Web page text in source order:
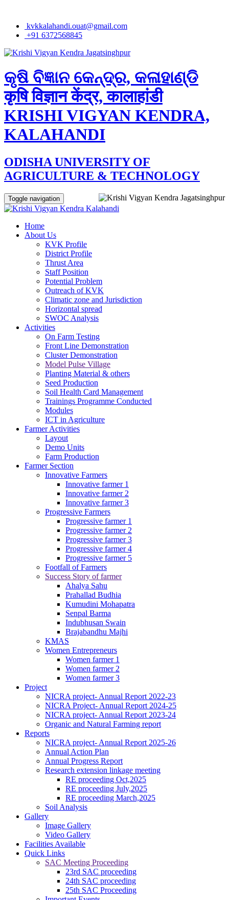
kvkkalahandi.ouat@gmail.com
+91 6372568845
କୃଷି ବିଜ୍ଞାନ କେନ୍ଦ୍ର, କଳାହାଣ୍ଡି
कृषि विज्ञान केंद्र, कालाहांडी
KRISHI VIGYAN KENDRA,
KALAHANDI
ODISHA UNIVERSITY OF
AGRICULTURE & TECHNOLOGY
Toggle navigation
Home
About Us
KVK Profile
District Profile
Thrust Area
Staff Position
Potential Problem
Outreach of KVK
Climatic zone and Jurisdiction
Horizontal spread
SWOC Analysis
Activities
On Farm Testing
Front Line Demonstration
Cluster Demonstration
Model Pulse Village
Planting Material & others
Seed Production
Soil Health Card Management
Trainings Programme Conducted
Modules
ICT in Agriculture
Farmer Activities
Layout
Demo Units
Farm Production
Farmer Section
Innovative Farmers
Innovative farmer 1
Innovative farmer 2
Innovative farmer 3
Progressive Farmers
Progressive farmer 1
Progressive farmer 2
Progressive farmer 3
Progressive farmer 4
Progressive farmer 5
Footfall of Farmers
Success Story of farmer
Ahalya Sahu
Prahallad Budhia
Kumudini Mohapatra
Senpal Barma
Indubhusan Swain
Brajabandhu Majhi
KMAS
Women Entrepreneurs
Women farmer 1
Women farmer 2
Women farmer 3
Project
NICRA project- Annual Report 2022-23
NICRA Project- Annual Report 2024-25
NICRA project- Annual Report 2023-24
Organic and Natural Farming report
Reports
NICRA project- Annual Report 2025-26
Annual Action Plan
Annual Progress Report
Research extension linkage meeting
RE proceeding Oct,2025
RE proceeding July,2025
RE proceeding March,2025
Soil Analysis
Gallery
Image Gallery
Video Gallery
Facilities Available
Quick Links
SAC Meeting Proceeding
23rd SAC proceeding
24th SAC proceeding
25th SAC Proceeding
କପାର ସଙ୍କର କିସମ ପାଇଁ ଜେଇ.କେ ଦୁର୍ଗା, ଅଟଳ,ଧାନୋ, ଗବର, ଶ୍ରୀ
ତୁଳସୀ, ଭାଗ୍ୟ, ଆକ୍କା, ଚନ୍ଦ୍ରମୁଖୀ ଉତ୍ତମ ଅଟେ
------------------------
ଗଜା ପୂର୍ବବର୍ତ୍ତୀ ଘାସମରା ଔଷଧ ପ୍ରୟୋଗ କରିନଥିଲେ ଧାନ ବୁଣିବାର 15
ରୁ 20 ଦିନରେ ଏକର ପ୍ରତି 120 ମି.ଲି ବିସ୍ପାଇରିବାକ୍ ସୋଡିୟମ୍
10%ଏସ.ସି 200 ଲି. ପାଣିରେ ସିଞ୍ଚନ୍ତୁ